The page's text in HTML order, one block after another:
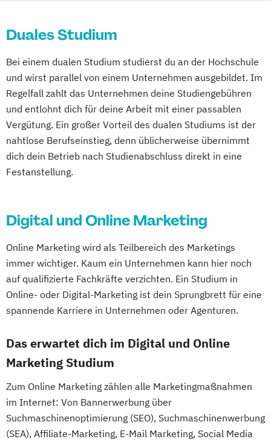
(DE/EN)
Creation
Duales Studium
Bei einem dualen Studium studierst du an der Hochschule
und wirst parallel von einem Unternehmen ausgebildet. Im
Regelfall zahlt das Unternehmen deine Studiengebühren
und entlohnt dich für deine Arbeit mit einer passablen
Vergütung. Ein großer Vorteil des dualen Studiums ist der
nahtlose Berufseinstieg, denn üblicherweise übernimmt
dich dein Betrieb nach Studienabschluss direkt in eine
Festanstellung.
Digital und Online Marketing
Online Marketing wird als Teilbereich des Marketings
immer wichtiger. Kaum ein Unternehmen kann hier noch
auf qualifizierte Fachkräfte verzichten. Ein Studium in
Online- oder Digital-Marketing ist dein Sprungbrett für eine
spannende Karriere in Unternehmen oder Agenturen.
Das erwartet dich im Digital und Online
Marketing Studium
Zum Online Marketing zählen alle Marketingmaßnahmen
im Internet: Von Bannerwerbung über
Suchmaschinenoptimierung (SEO), Suchmaschinenwerbung
(SEA), Affiliate-Marketing, E-Mail Marketing, Social Media